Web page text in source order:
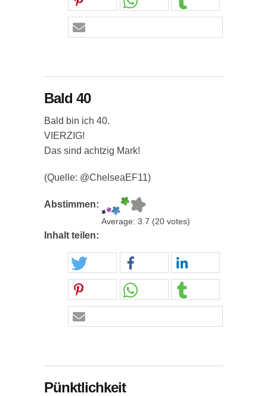
Bald 40
Bald bin ich 40.
VIERZIG!
Das sind achtzig Mark!
(Quelle: @ChelseaEF11​)
Abstimmen:
Average: 3.7 (20 votes)
Inhalt teilen:
Pünktlichkeit